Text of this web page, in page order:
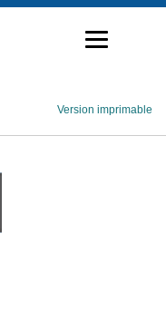
Version imprimable